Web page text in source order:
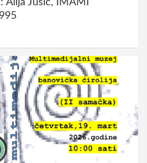
Alija Jusić, IMAMI